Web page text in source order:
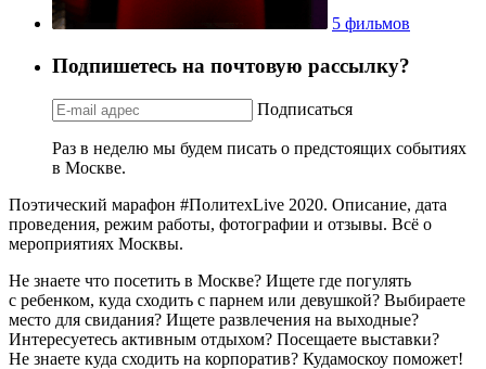
5 фильмов
Подпишетесь на почтовую рассылку?
Подписаться
Раз в неделю мы будем писать о предстоящих событиях
в Москве.
Поэтический марафон #ПолитехLive 2020. Описание, дата
проведения, режим работы, фотографии и отзывы. Всё о
мероприятиях Москвы.
Не знаете что посетить в Москве? Ищете где погулять
с ребенком, куда сходить с парнем или девушкой? Выбираете
место для свидания? Ищете развлечения на выходные?
Интересуетесь активным отдыхом? Посещаете выставки?
Не знаете куда сходить на корпоратив? Кудамоскоу поможет!